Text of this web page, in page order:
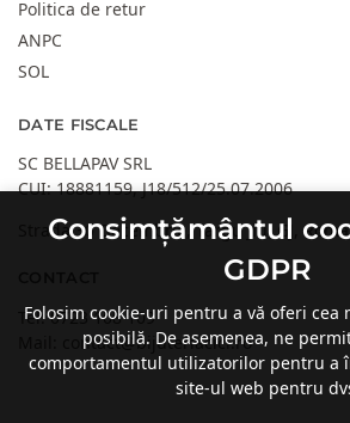
Politica de retur
ANPC
SOL
DATE FISCALE
SC BELLAPAV SRL
CUI: 18881159, J18/512/25.07.2006
Strada 30 Decembrie, Targu Jiu, GJ,
Tel:0723 108 109
contact@bijuteriacici.ro
Consimțământul
GDPR
Folosim cookie-uri pentru a vă oferi cea
posibilă. De asemenea, ne
comportamentul utilizatorilor pentru a
site-ul web pentru